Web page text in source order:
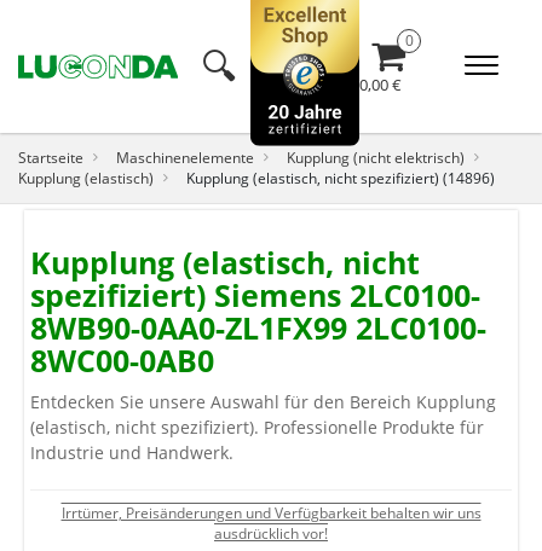
🔍︎ 0,00 €
Startseite Maschinenelemente
Kupplung (nicht elektrisch)
Kupplung (elastisch)
Kupplung (elastisch, nicht spezifiziert) (14896)
Kupplung (elastisch, nicht
spezifiziert) Siemens 2LC0100-
8WB90-0AA0-ZL1FX99 2LC0100-
8WC00-0AB0
Entdecken Sie unsere Auswahl für den Bereich Kupplung
(elastisch, nicht spezifiziert). Professionelle Produkte für
Industrie und Handwerk.
Irrtümer, Preisänderungen und Verfügbarkeit behalten wir uns
ausdrücklich vor!